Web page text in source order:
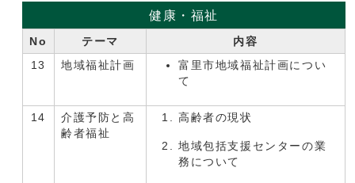
健康・福祉
No テーマ
内容
13
地域福祉計画
富里市地域福祉計画につい
て
14
介護予防と高
齢者福祉
高齢者の現状
地域包括支援センターの業
務について